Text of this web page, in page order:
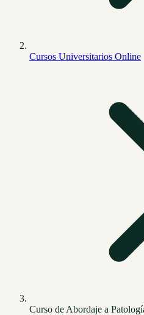
Cursos Universitarios Online
Curso de Abordaje a